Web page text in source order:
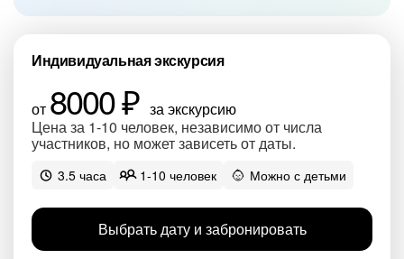
Индивидуальная экскурсия
от 8000 ₽ за экскурсию
Цена за 1-10 человек, независимо от числа
участников, но может зависеть от даты.
3.5 часа 1-10 человек Можно с детьми
Выбрать дату и забронировать